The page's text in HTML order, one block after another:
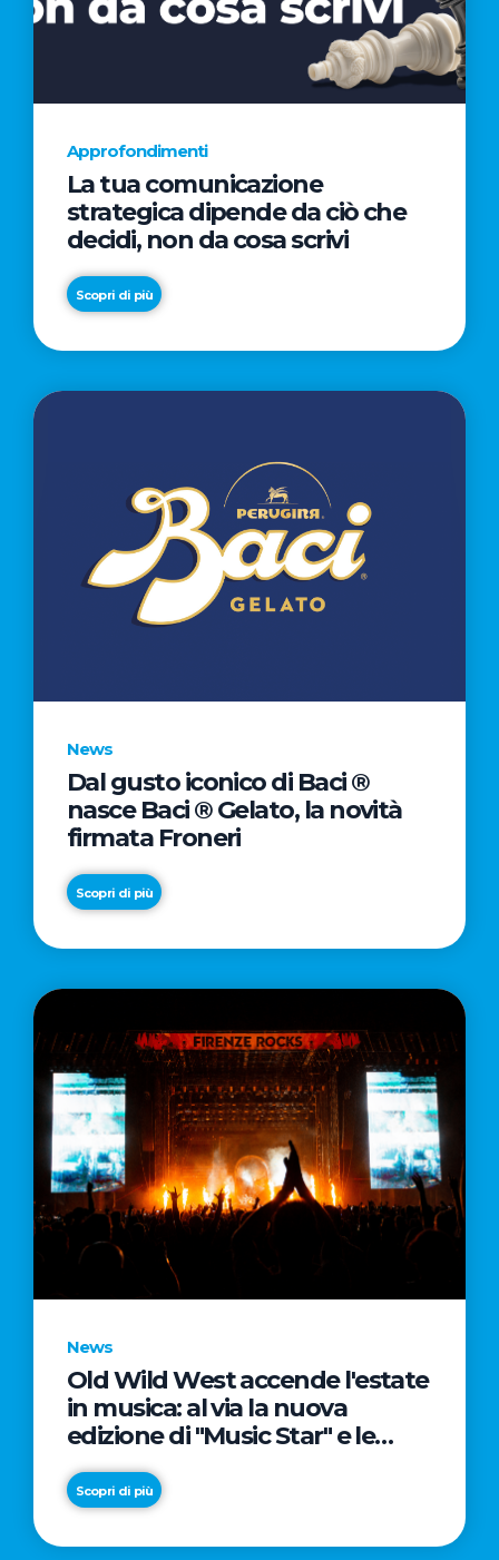
AL
CINEMA
NELLA
CAMPAGNA
REGISTA
PREMIO
OSCAR®
Approfondimenti
La tua comunicazione
strategica dipende da ciò che
decidi, non da cosa scrivi
Scopri di più
News
Dal gusto iconico di Baci ®
nasce Baci ® Gelato, la novità
firmata Froneri
Scopri di più
News
Old Wild West accende l'estate
in musica: al via la nuova
edizione di "Music Star" e le
prestigiose partnership con
Radio Italia e Live Nation
Scopri di più